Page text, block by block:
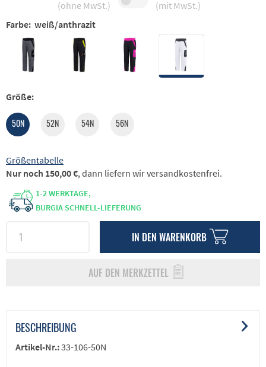
(ohne MwSt.)
(mit MwSt.)
Farbe: weiß/anthrazit
Größe:
50N 52N 54N 56N
Größentabelle
1-2 WERKTAGE,
BURGIA SCHNELL-LIEFERUNG
IN DEN WARENKORB
AUF DEN MERKZETTEL
Nur noch 150,00 €, dann liefern wir versandkostenfrei.
BESCHREIBUNG
Artikel-Nr.:33-106-50N